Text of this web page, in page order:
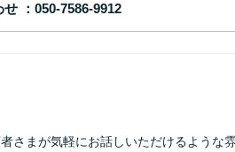
せ
さまが気軽にお話しいただけるような